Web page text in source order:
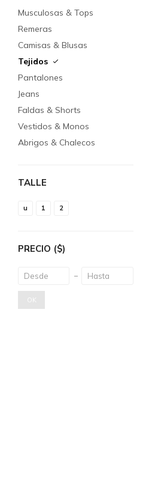
Musculosas & Tops
Remeras
Camisas & Blusas
Tejidos
Pantalones
Jeans
Faldas & Shorts
Vestidos & Monos
Abrigos & Chalecos
TALLE
u 1 2
PRECIO ($)
OK